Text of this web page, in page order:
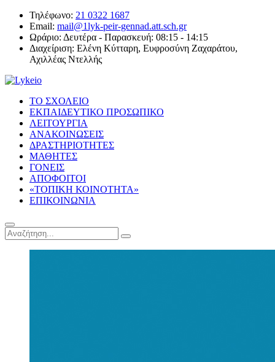
Τηλέφωνο: 21 0322 1687
Email: mail@1lyk-peir-gennad.att.sch.gr
Ωράριο: Δευτέρα - Παρασκευή: 08:15 - 14:15
Διαχείριση: Ελένη Κύτταρη, Ευφροσύνη Ζαχαράτου,
Αχιλλέας Ντελλής
ΤΟ ΣΧΟΛΕΙΟ
ΕΚΠΑΙΔΕΥΤΙΚΟ ΠΡΟΣΩΠΙΚΟ
ΛΕΙΤΟΥΡΓΙΑ
ΑΝΑΚΟΙΝΩΣΕΙΣ
ΔΡΑΣΤΗΡΙΟΤΗΤΕΣ
ΜΑΘΗΤΕΣ
ΓΟΝΕΙΣ
ΑΠΟΦΟΙΤΟΙ
«ΤΟΠΙΚΗ ΚΟΙΝΟΤΗΤΑ»
ΕΠΙΚΟΙΝΩΝΙΑ